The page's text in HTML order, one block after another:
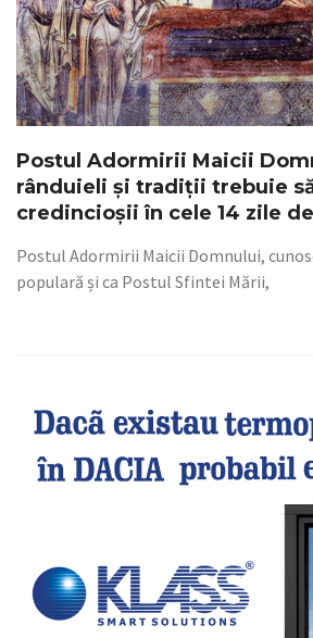
Postul Adormirii Maicii
rânduieli și tradiții trebuie
credincioșii în cele 14 zile
Postul Adormirii Maicii Domnului,
populară și ca Postul Sfintei Mării,